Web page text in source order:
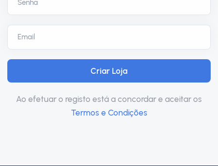
Ao efetuar o registo está a concordar e aceitar os
Termos e Condições